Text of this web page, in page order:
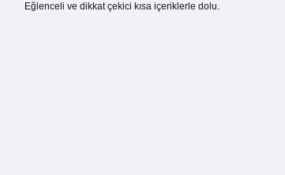
Eğlenceli ve dikkat çekici kısa içeriklerle dolu.